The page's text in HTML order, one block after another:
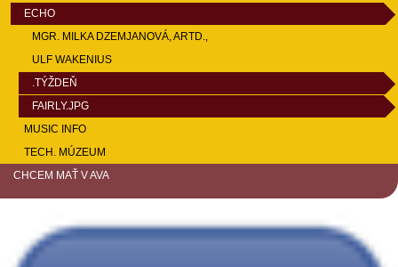
ECHO
MGR. MILKA DZEMJANOVÁ, ARTD.,
ULF WAKENIUS
.TÝŽDEŇ
FAIRLY.JPG
MUSIC INFO
TECH. MÚZEUM
CHCEM MAŤ V AVA